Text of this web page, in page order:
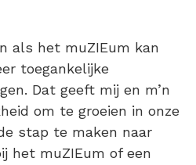
als het muZIEum kan
toegankelijke
Dat geeft mij en m’n
om te groeien in onze
stap te maken naar
het muZIEum of een